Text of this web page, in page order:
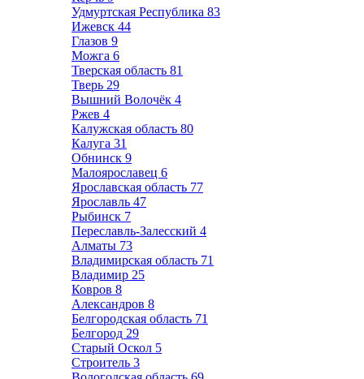
Удмуртская Республика 83
Ижевск 44
Глазов 9
Можга 6
Тверская область 81
Тверь 29
Вышний Волочёк 4
Ржев 4
Калужская область 80
Калуга 31
Обнинск 9
Малоярославец 6
Ярославская область 77
Ярославль 47
Рыбинск 7
Переславль-Залесский 4
Алматы 73
Владимирская область 71
Владимир 25
Ковров 8
Александров 8
Белгородская область 71
Белгород 29
Старый Оскол 5
Строитель 3